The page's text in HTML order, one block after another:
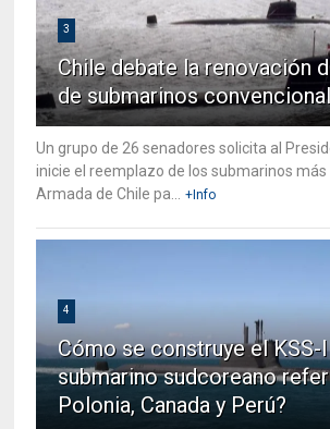
3
Chile debate la renovación
de submarinos
Un grupo de 26 senadores solicita al
inicie el reemplazo de los submarinos más
Armada de Chile pa...
+Info
4
Cómo se construye el KSS-
submarino sudcoreano
Polonia, Canada y Perú?